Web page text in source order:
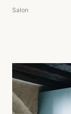
Salon